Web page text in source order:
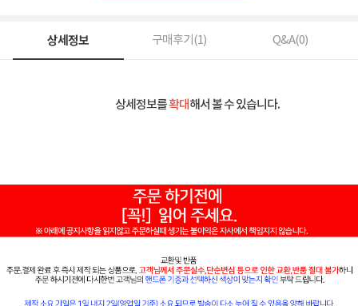
상세정보 구매후기(1) Q&A(0)
상세정보를확대해서 볼 수 있습니다.